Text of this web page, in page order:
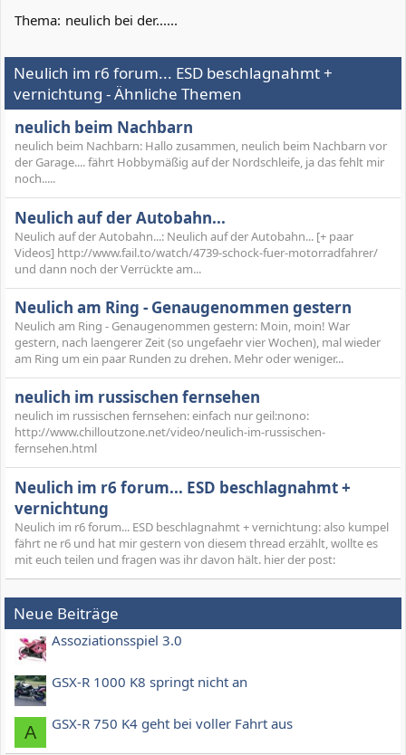
Thema: neulich bei der......
Neulich im r6 forum... ESD beschlagnahmt +
vernichtung - Ähnliche Themen
neulich beim Nachbarn
neulich beim Nachbarn: Hallo zusammen, neulich beim Nachbarn vor
der Garage.... fährt Hobbymäßig auf der Nordschleife, ja das fehlt mir
noch.....
Neulich auf der Autobahn...
Neulich auf der Autobahn...: Neulich auf der Autobahn... [+ paar
Videos] http://www.fail.to/watch/4739-schock-fuer-motorradfahrer/
und dann noch der Verrückte am...
Neulich am Ring - Genaugenommen gestern
Neulich am Ring - Genaugenommen gestern: Moin, moin! War
gestern, nach laengerer Zeit (so ungefaehr vier Wochen), mal wieder
am Ring um ein paar Runden zu drehen. Mehr oder weniger...
neulich im russischen fernsehen
neulich im russischen fernsehen: einfach nur geil:nono:
http://www.chilloutzone.net/video/neulich-im-russischen-
fernsehen.html
Neulich im r6 forum... ESD beschlagnahmt +
vernichtung
Neulich im r6 forum... ESD beschlagnahmt + vernichtung: also kumpel
fährt ne r6 und hat mir gestern von diesem thread erzählt, wollte es
mit euch teilen und fragen was ihr davon hält. hier der post:
Neue Beiträge
Assoziationsspiel 3.0
GSX-R 1000 K8 springt nicht an
A GSX-R 750 K4 geht bei voller Fahrt aus